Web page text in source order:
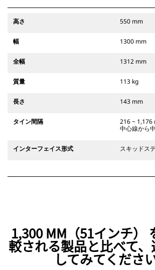
高さ 550 mm
幅 1300 mm
全幅 1312 mm
質量 113 kg
長さ 143 mm
タイン間隔
216 ~ 1,176
中心線から
インターフェイス形式 スキッドス
1,300 MM（51インチ）
較される製品と比べて
してみてください